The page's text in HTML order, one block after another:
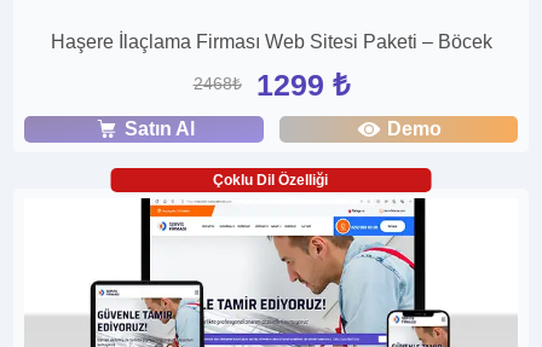
Haşere İlaçlama Firması Web Sitesi Paketi – Böcek
2468₺ 1299 ₺
Satın Al Demo
Çoklu Dil Özelliği